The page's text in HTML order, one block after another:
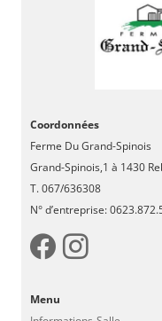
Coordonnées
Ferme Du Grand-Spinois
Grand-Spinois,1 à 1430
T. 067/636308
N° d’entreprise:
Menu